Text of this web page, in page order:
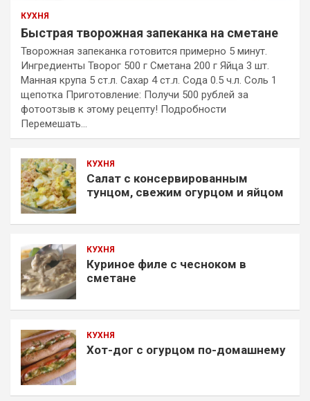
КУХНЯ
Быстрая творожная запеканка на сметане
Творожная запеканка готовится примерно 5 минут.
Ингредиенты Творог 500 г Сметана 200 г Яйца 3 шт.
Манная крупа 5 ст.л. Сахар 4 ст.л. Сода 0.5 ч.л. Соль 1
щепотка Приготовление: Получи 500 рублей за
фотоотзыв к этому рецепту! Подробности
Перемешать…
КУХНЯ
Салат с консервированным
тунцом, свежим огурцом и яйцом
КУХНЯ
Куриное филе с чесноком в
сметане
КУХНЯ
Хот-дог с огурцом по-домашнему